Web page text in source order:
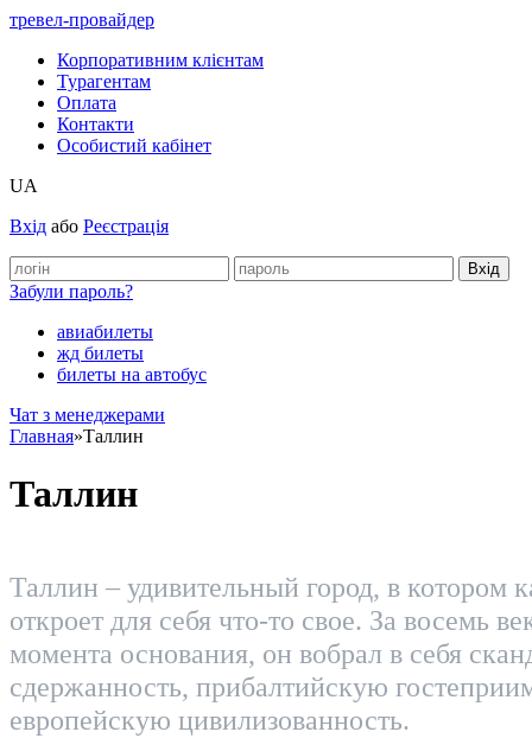
тревел-провайдер
Корпоративним клієнтам
Турагентам
Оплата
Контакти
Особистий кабінет
UA
Вхід або Реєстрація
Забули пароль?
авиабилеты
жд билеты
билеты на автобус
Чат з менеджерами
Главная»Таллин
Таллин
Таллин – удивительный город, в котором
откроет для себя что-то свое. За восемь
момента основания, он вобрал в себя
сдержанность, прибалтийскую
европейскую цивилизованность.